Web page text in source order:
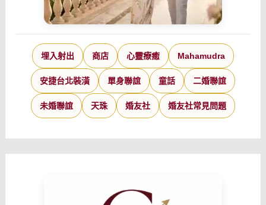
埋入射出 商店 心靈療癒 Mahamudra
安捷台北裝潢 單身聯誼 童話 二婚聯誼
未婚聯誼 天珠 婚友社 婚友社常見問題